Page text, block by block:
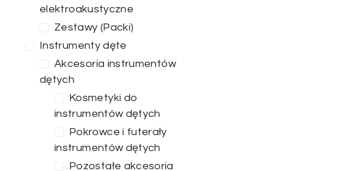
elektroakustyczne
Zestawy (Packi)
Instrumenty dęte
Akcesoria instrumentów
dętych
Kosmetyki do
instrumentów dętych
Pokrowce i futerały
instrumentów dętych
Pozostałe akcesoria